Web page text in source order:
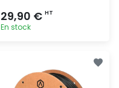
29,90 € HT
En stock